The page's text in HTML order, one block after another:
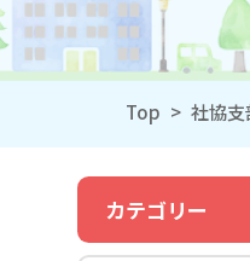
Top > 社協
カテゴリー